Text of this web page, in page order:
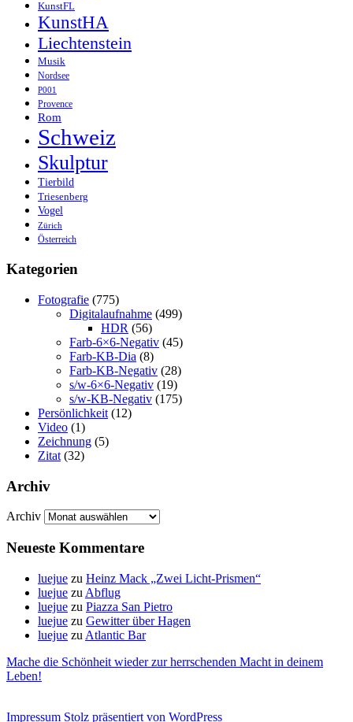
KunstFL
KunstHA
Liechtenstein
Musik
Nordsee
P001
Provence
Rom
Schweiz
Skulptur
Tierbild
Triesenberg
Vogel
Zürich
Österreich
Kategorien
Fotografie (775)
Digitalaufnahme (499)
HDR (56)
Farb-6×6-Negativ (45)
Farb-KB-Dia (8)
Farb-KB-Negativ (28)
s/w-6×6-Negativ (19)
s/w-KB-Negativ (175)
Persönlichkeit (12)
Video (1)
Zeichnung (5)
Zitat (32)
Archiv
Archiv
Neueste Kommentare
luejue zu Heinz Mack „Zwei Licht-Prismen“
luejue zu Abflug
luejue zu Piazza San Pietro
luejue zu Gewitter über Hagen
luejue zu Atlantic Bar
Mache die Schönheit wieder zur herrschenden Macht in deinem
Leben!
Impressum Stolz präsentiert von WordPress